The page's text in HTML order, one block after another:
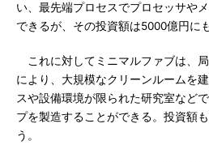
い、最先端プロセスでプロセッサや
できるが、その投資額は5000億円に
これに対してミニマルファブは、
により、大規模なクリーンルームを
スや設備環境が限られた研究室など
プを製造することができる。投資額
う。